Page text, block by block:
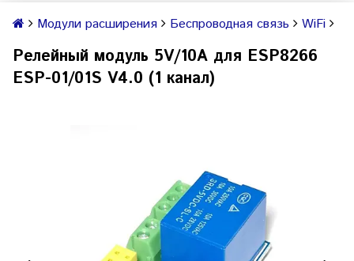
Модули расширения Беспроводная связь WiFi
Релейный модуль 5V/10A для ESP8266
ESP-01/01S V4.0 (1 канал)